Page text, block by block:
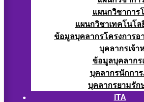
แผนกวิชาการ
แผนกวิชาเทคโนโ
ข้อมูลบุคลากรโครงการอ
บุคลากรเจ้า
ข้อมูลบุคลากร
บุคลากรนักการ
บุคลากรยามรัก
ITA